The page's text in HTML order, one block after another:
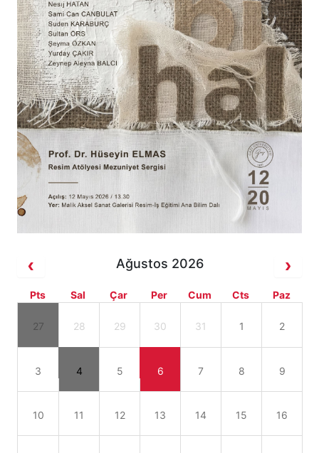
Ağustos 2026
Pts Sal Çar Per Cum Cts Paz
27 28 29 30 31 1 2
3 4 5 6 7 8 9
10 11 12 13 14 15 16